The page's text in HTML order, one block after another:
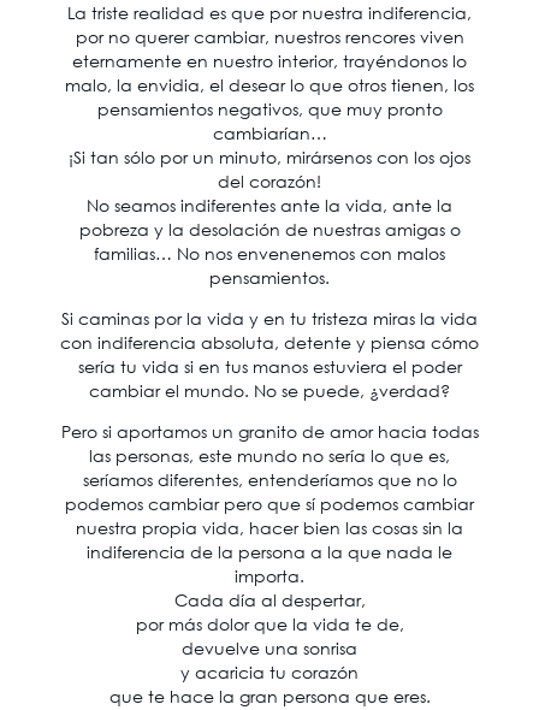
La triste realidad es que por nuestra indiferencia,
por no querer cambiar, nuestros rencores viven
eternamente en nuestro interior, trayéndonos lo
malo, la envidia, el desear lo que otros tienen, los
pensamientos negativos, que muy pronto
cambiarían…
¡Si tan sólo por un minuto, mirársenos con los ojos
del corazón!
No seamos indiferentes ante la vida, ante la
pobreza y la desolación de nuestras amigas o
familias… No nos envenenemos con malos
pensamientos.
Si caminas por la vida y en tu tristeza miras la vida
con indiferencia absoluta, detente y piensa cómo
sería tu vida si en tus manos estuviera el poder
cambiar el mundo. No se puede, ¿verdad?
Pero si aportamos un granito de amor hacia todas
las personas, este mundo no sería lo que es,
seríamos diferentes, entenderíamos que no lo
podemos cambiar pero que sí podemos cambiar
nuestra propia vida, hacer bien las cosas sin la
indiferencia de la persona a la que nada le
importa.
Cada día al despertar,
por más dolor que la vida te de,
devuelve una sonrisa
y acaricia tu corazón
que te hace la gran persona que eres.